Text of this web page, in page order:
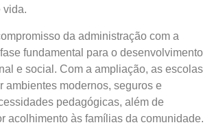
vida.
da administração com a
fundamental para o desenvolvimento
e social. Com a ampliação, as escolas
ambientes modernos, seguros e
pedagógicas, além de
acolhimento às famílias da comunidade.